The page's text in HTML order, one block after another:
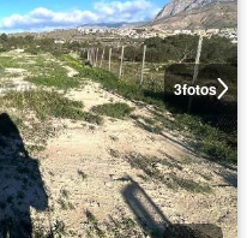
3fotos